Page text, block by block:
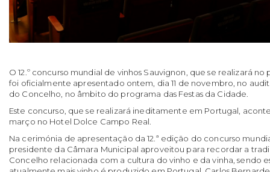
O 12.º concurso mundial de vinhos Sauvignon, que se realizará
foi oficialmente apresentado ontem, dia 11 de novembro, no
do Concelho, no âmbito do programa das Festas da Cidade.
Este concurso, que se realizará ineditamente em Portugal,
março no Hotel Dolce Campo Real.
Na cerimónia de apresentação da 12.ª edição do concurso
presidente da Câmara Municipal aproveitou para recordar a
Concelho relacionada com a cultura do vinho e da vinha, sendo